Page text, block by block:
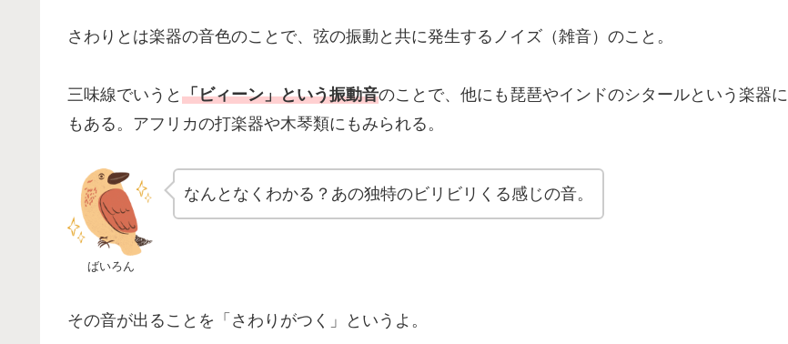
さわりとは楽器の音色のことで、弦の振動と共に発生するノイズ（雑音）のこと。
三味線でいうと 「ビィーン」という振動音のことで、他にも琵琶やインドのシタールという楽器に
もある。アフリカの打楽器や木琴類にもみられる。
ばいろん
なんとなくわかる？あの独特のビリビリくる感じの音。
その音が出ることを「さわりがつく」というよ。